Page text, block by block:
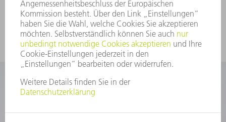
Original Easy Kits sind bei allen TRUMPF Lasern,
Lasersystemen und Maschinen einsetzbar